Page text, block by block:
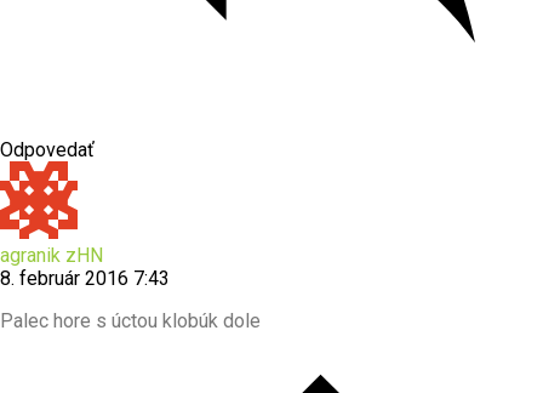
Odpovedať
agranik zHN
8. február 2016 7:43
Palec hore s úctou klobúk dole